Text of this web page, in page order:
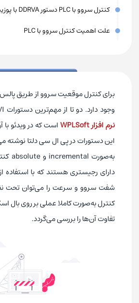
کنترل سروو با PLC دستور DDRVA با پوزیشن absolute
علت اهمیت کنترل سروو با PLC
برای کنترل موقعیت سروو از طریق
وجود دارد. دو تا از مهم‌ترین دستورات DDRVI و DDRVA در
نرم افزار WPLSoft
است که در ویدئو
این دستورات در پی ال سی دلتا نوشته
به‌صورت incremental وabsolute
دارای رجیستری هستند که با استفاده
شفت سروو و سرعت را می‌توان تحت
کنترل به‌صورت کاملا عملی بر روی
تفاوت آن‌ها را بررسی می‌گردد.